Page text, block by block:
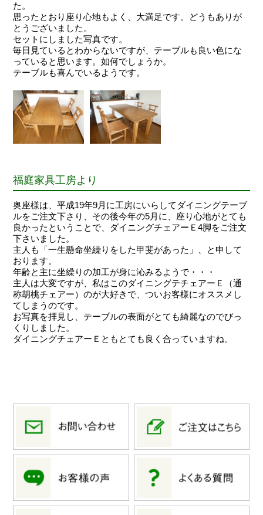
た。
思ったとおり座り心地もよく、大満足です。どうもありが
とうございました。
セットにしました写真です。
毎日見ているとわからないですが、テーブルも良い色にな
っていると思います。如何でしょうか。
テーブルも喜んでいるようです。
福庭家具工房より
奥座様は、平成19年9月に工房にいらしてダイニングテーブ
ルをご注文下さり、その後今年の5月に、座り心地がとても
良かったということで、ダイニングチェアーＥ4脚をご注文
下さいました。
主人も「一生懸命坐繰りをした甲斐があった」、と申して
おります。
年齢と主に坐繰りの加工が身に沁みるようで・・・
主人は大変ですが、私はこのダイニングテチェアーＥ（通
称胡桃チェアー）のが大好きで、ついお客様にオススメし
てしまうのです。
お写真を拝見し、テーブルの表面がとても綺麗なのでびっ
くりしました。
ダイニングチェアーＥともとても良く合っていますね。